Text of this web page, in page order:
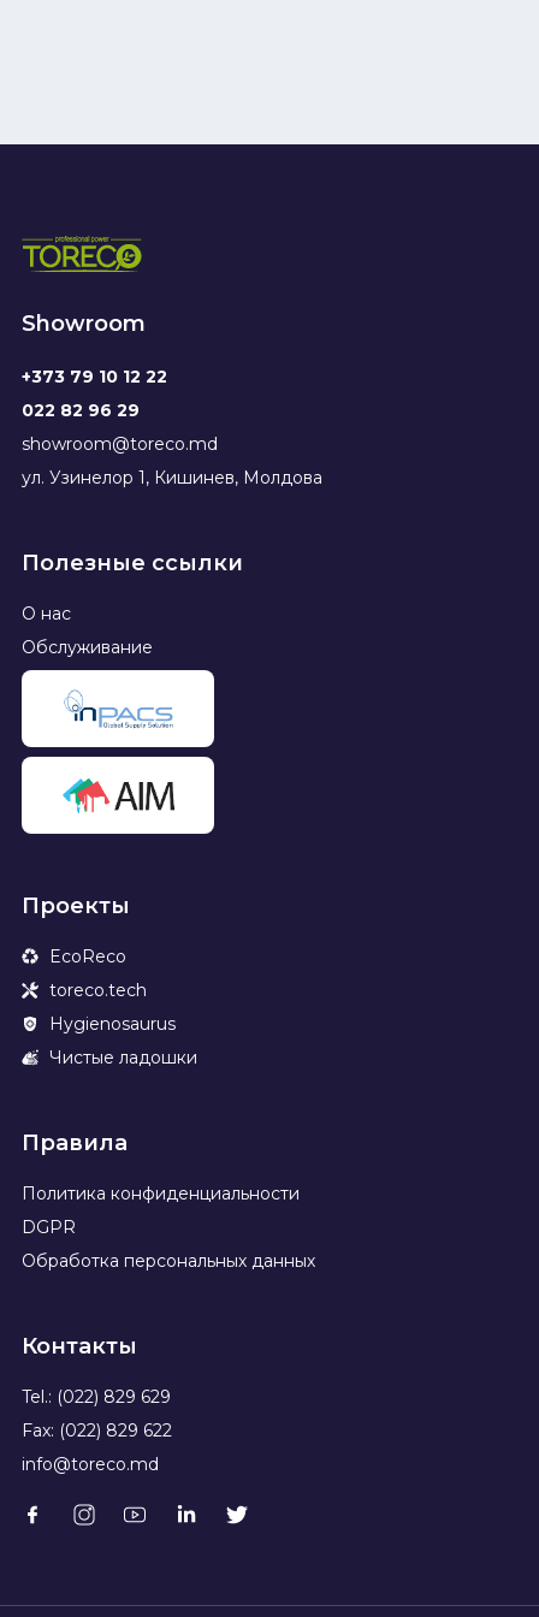
Showroom
+373 79 10 12 22
022 82 96 29
showroom@toreco.md
ул. Узинелор 1, Кишинев, Молдова
Полезные ссылки
О нас
Обслуживание
Проекты
EcoReco
toreco.tech
Hygienosaurus
Чистые ладошки
Правила
Политика конфиденциальности
DGPR
Обработка персональных данных
Контакты
Tel.: (022) 829 629
Fax: (022) 829 622
info@toreco.md